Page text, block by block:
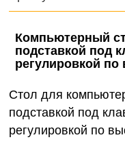
Компьютерный
подставкой под
регулировкой по
Стол для
подставкой под
регулировкой по